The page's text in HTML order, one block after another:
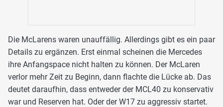
Die McLarens waren unauffällig. Allerdings gibt es ein paar
Details zu ergänzen. Erst einmal scheinen die Mercedes
ihre Anfangspace nicht halten zu können. Der McLaren
verlor mehr Zeit zu Beginn, dann flachte die Lücke ab. Das
deutet daraufhin, dass entweder der MCL40 zu konservativ
war und Reserven hat. Oder der W17 zu aggressiv startet.